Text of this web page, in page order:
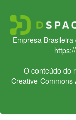
Empresa
O conteúdo do
Creative Commons